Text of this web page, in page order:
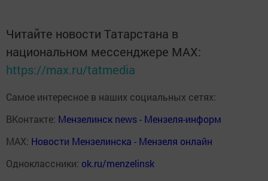
Читайте новости Татарстана в
национальном мессенджере MАХ:
https://max.ru/tatmedia
Самое интересное в наших социальных сетях:
ВКонтакте: Мензелинск news - Мензеля-информ
MAX: Новости Мензелинска - Мензеля онлайн
Одноклассники: ok.ru/menzelinsk